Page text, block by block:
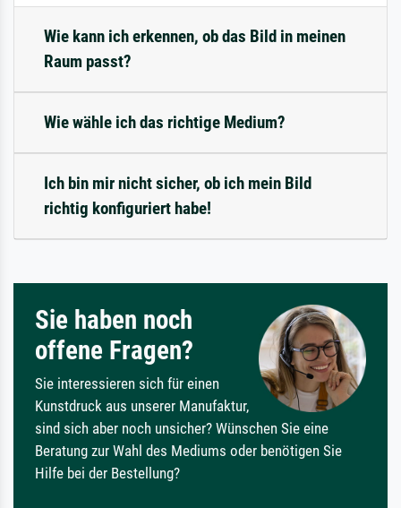
Wie kann ich erkennen, ob das Bild in meinen
Raum passt?
Wie wähle ich das richtige Medium?
Ich bin mir nicht sicher, ob ich mein Bild
richtig konfiguriert habe!
Sie haben noch
offene Fragen?
Sie interessieren sich für einen
Kunstdruck aus unserer Manufaktur,
sind sich aber noch unsicher? Wünschen Sie eine
Beratung zur Wahl des Mediums oder benötigen Sie
Hilfe bei der Bestellung?